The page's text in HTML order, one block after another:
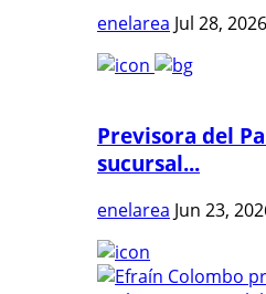
enelarea Jul 28, 2026
Previsora del
sucursal...
enelarea Jun 23,